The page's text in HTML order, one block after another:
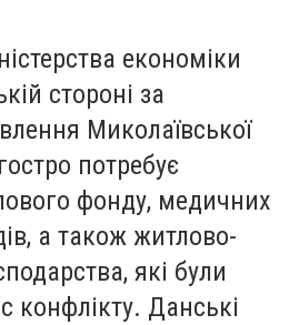
економіки
стороні за
Миколаївської
потребує
фонду, медичних
а також житлово-
які були
конфлікту. Данські